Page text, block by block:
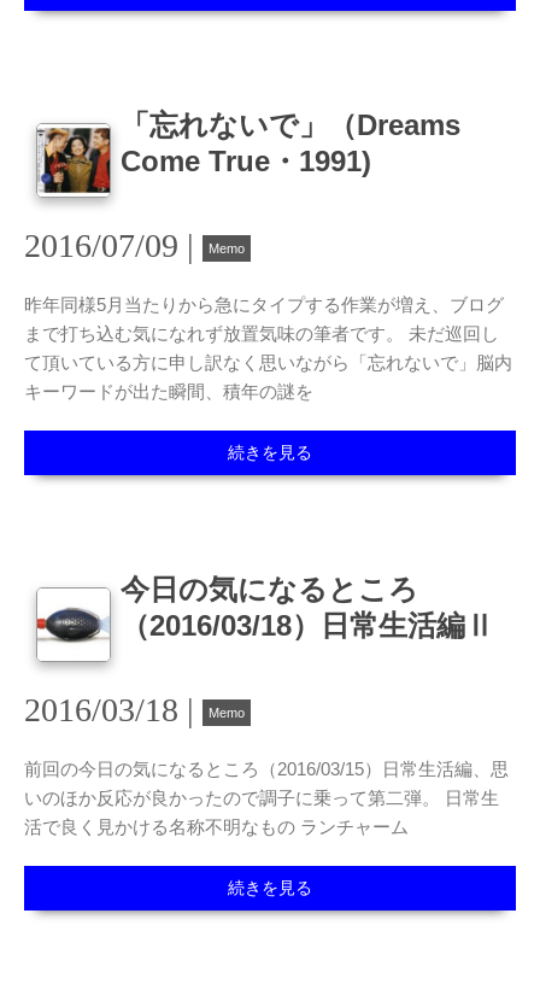
「忘れないで」（Dreams
Come True・1991)
2016/07/09 | Memo
昨年同様5月当たりから急にタイプする作業が増え、ブログ
まで打ち込む気になれず放置気味の筆者です。 未だ巡回し
て頂いている方に申し訳なく思いながら「忘れないで」脳内
キーワードが出た瞬間、積年の謎を
続きを見る
今日の気になるところ
（2016/03/18）日常生活編Ⅱ
2016/03/18 | Memo
前回の今日の気になるところ（2016/03/15）日常生活編、思
いのほか反応が良かったので調子に乗って第二弾。 日常生
活で良く見かける名称不明なもの ランチャーム
続きを見る